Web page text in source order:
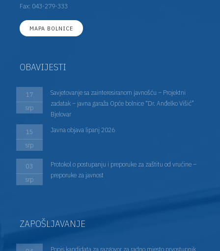
Fax: 043-279-333
MAPA BOLNICE
OBAVIJESTI
17
srp
Savjetovanje sa zainteresiranom javnošću – Projektni
zadatak – javna garaža Opće bolnice “Dr. Anđelko Višić”
Bjelovar
15
srp
Javna objava lipanj 2026
03
srp
Protokol o postupanju i preporuke za zaštitu od vrućine –
preporuke za javnost
ZAPOŠLJAVANJE
Popis kandidata za razgovor za radno mjesto prvostupnik